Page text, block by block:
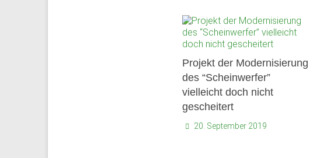
Projekt der Modernisierung
des “Scheinwerfer”
vielleicht doch nicht
gescheitert
20. September 2019